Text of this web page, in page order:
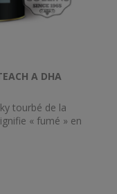
A DHA
tourbé de la
« fumé » en
fûts de bourbon
fruités et
subtils et